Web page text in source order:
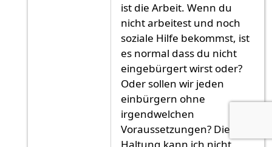
ist die Arbeit. Wenn du
nicht arbeitest und noch
soziale Hilfe bekommst, ist
es normal dass du nicht
eingebürgert wirst oder?
Oder sollen wir jeden
einbürgern ohne
irgendwelchen
Voraussetzungen? Diese